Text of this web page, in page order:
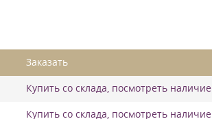
Заказать
Купить со склада, посмотреть наличие
Купить со склада, посмотреть наличие